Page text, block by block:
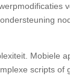
Mobiele
scripts of